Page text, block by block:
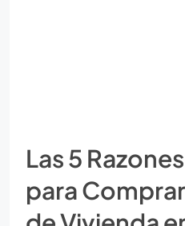
Las 5
para